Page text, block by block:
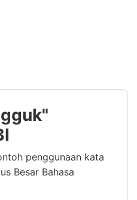
penggunaan kata
Besar Bahasa